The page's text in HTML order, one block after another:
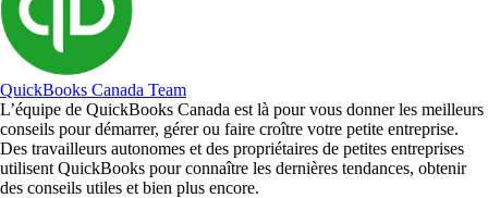
QuickBooks Canada Team
L’équipe de QuickBooks Canada est là pour vous donner les meilleurs
conseils pour démarrer, gérer ou faire croître votre petite entreprise.
Des travailleurs autonomes et des propriétaires de petites entreprises
utilisent QuickBooks pour connaître les dernières tendances, obtenir
des conseils utiles et bien plus encore.